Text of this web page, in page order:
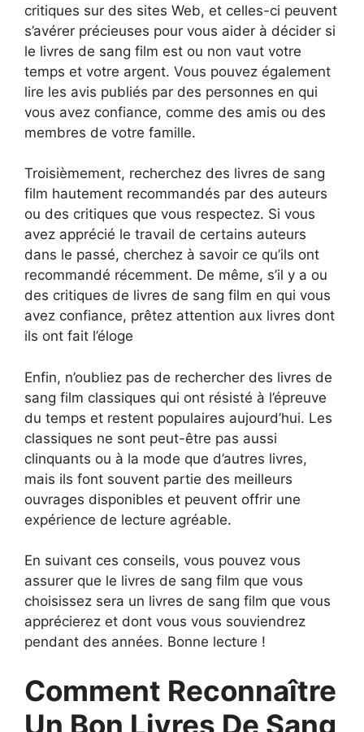
critiques sur des sites Web, et celles-ci peuvent
s’avérer précieuses pour vous aider à décider si
le livres de sang film est ou non vaut votre
temps et votre argent. Vous pouvez également
lire les avis publiés par des personnes en qui
vous avez confiance, comme des amis ou des
membres de votre famille.
Troisièmement, recherchez des livres de sang
film hautement recommandés par des auteurs
ou des critiques que vous respectez. Si vous
avez apprécié le travail de certains auteurs
dans le passé, cherchez à savoir ce qu’ils ont
recommandé récemment. De même, s’il y a ou
des critiques de livres de sang film en qui vous
avez confiance, prêtez attention aux livres dont
ils ont fait l’éloge
Enfin, n’oubliez pas de rechercher des livres de
sang film classiques qui ont résisté à l’épreuve
du temps et restent populaires aujourd’hui. Les
classiques ne sont peut-être pas aussi
clinquants ou à la mode que d’autres livres,
mais ils font souvent partie des meilleurs
ouvrages disponibles et peuvent offrir une
expérience de lecture agréable.
En suivant ces conseils, vous pouvez vous
assurer que le livres de sang film que vous
choisissez sera un livres de sang film que vous
apprécierez et dont vous vous souviendrez
pendant des années. Bonne lecture !
Comment Reconnaître
Un Bon Livres De Sang